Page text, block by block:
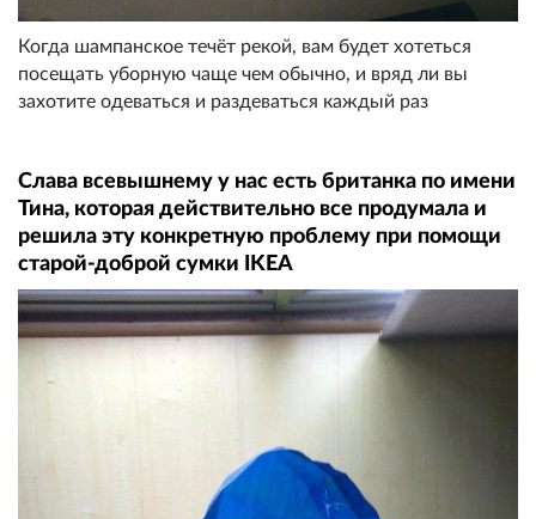
Когда шампанское течёт рекой, вам будет хотеться
посещать уборную чаще чем обычно, и вряд ли вы
захотите одеваться и раздеваться каждый раз
Слава всевышнему у нас есть британка по имени
Тина, которая действительно все продумала и
решила эту конкретную проблему при помощи
старой-доброй сумки IKEA